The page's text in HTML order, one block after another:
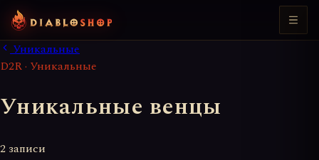
Уникальные
D2R · Уникальные
Уникальные венцы
2 записи